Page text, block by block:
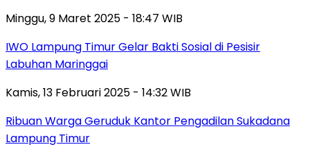
Minggu, 9 Maret 2025 - 18:47 WIB
IWO Lampung Timur Gelar Bakti Sosial di Pesisir
Labuhan Maringgai
Kamis, 13 Februari 2025 - 14:32 WIB
Ribuan Warga Geruduk Kantor Pengadilan Sukadana
Lampung Timur